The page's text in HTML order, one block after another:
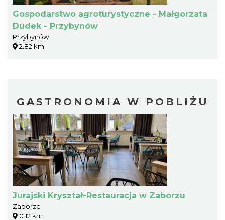
Gospodarstwo agroturystyczne - Małgorzata
Dudek - Przybynów
Przybynów
2.82 km
GASTRONOMIA W POBLIŻU
Jurajski Kryształ-Restauracja w Zaborzu
Zaborze
0.12 km